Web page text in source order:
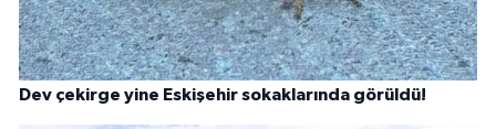
Dev çekirge yine Eskişehir sokaklarında görüldü!